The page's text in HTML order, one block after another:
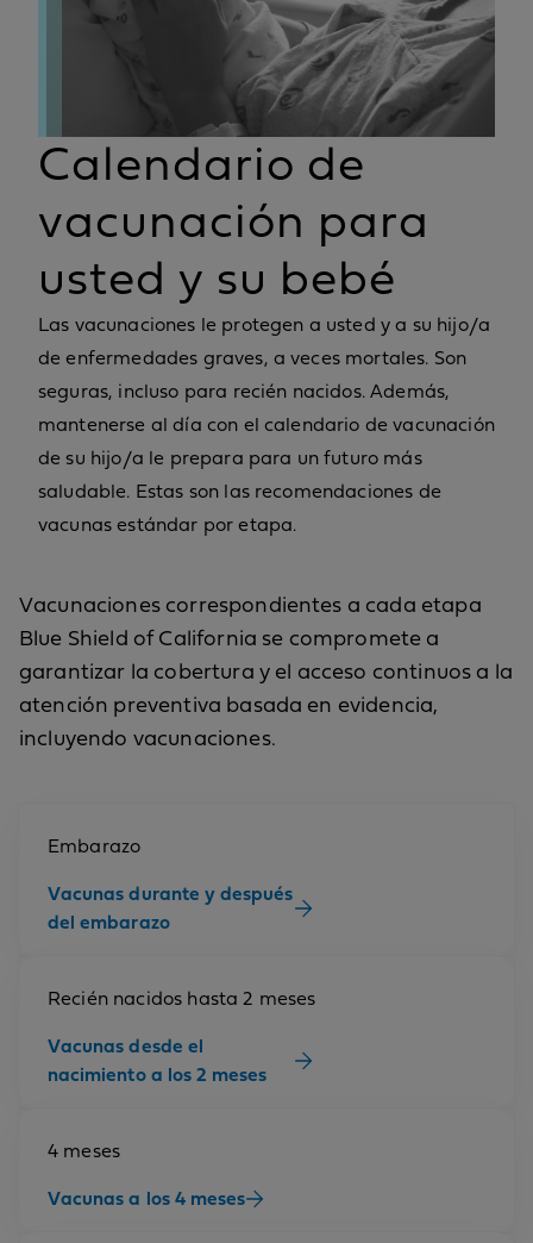
Calendario de
vacunación para
usted y su bebé
Las vacunaciones le protegen a usted y a su hijo/a
de enfermedades graves, a veces mortales. Son
seguras, incluso para recién nacidos. Además,
mantenerse al día con el calendario de vacunación
de su hijo/a le prepara para un futuro más
saludable. Estas son las recomendaciones de
vacunas estándar por etapa.
Vacunaciones correspondientes a cada etapa
Blue Shield of California se compromete a
garantizar la cobertura y el acceso continuos a la
atención preventiva basada en evidencia,
incluyendo vacunaciones.
Embarazo
Vacunas durante y después
del embarazo
Recién nacidos hasta 2 meses
Vacunas desde el
nacimiento a los 2 meses
4 meses
Vacunas a los 4 meses